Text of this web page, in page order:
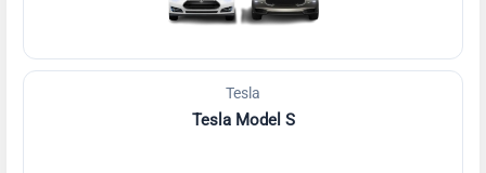
Tesla
Tesla Model S